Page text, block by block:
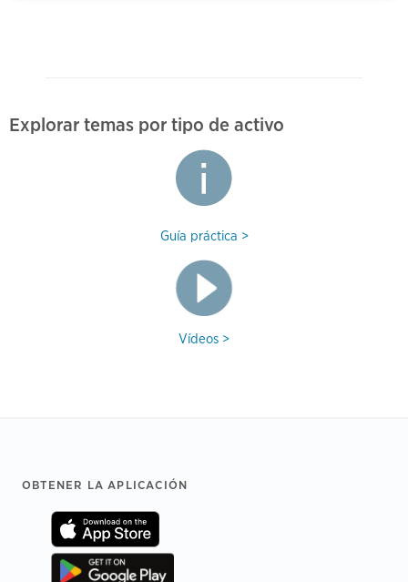
Explorar temas por tipo de activo
Guía práctica >
Vídeos >
Footer
OBTENER LA APLICACIÓN